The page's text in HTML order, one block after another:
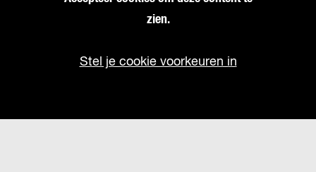
zien.
Stel je cookie voorkeuren in